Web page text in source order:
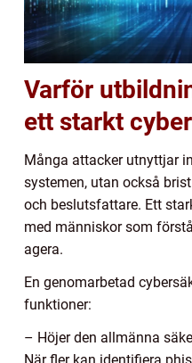
Varför
ett starkt
Många attacker utnyttjar
systemen, utan också
och beslutsfattare. Ett
med människor som
agera.
En genomarbetad
funktioner:
– Höjer den allmänna